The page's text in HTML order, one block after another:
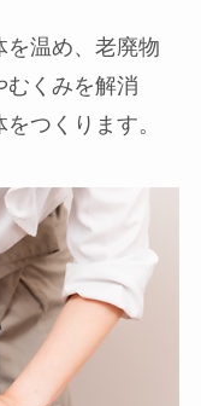
を温め、老廃物
むくみを解消
つくります。